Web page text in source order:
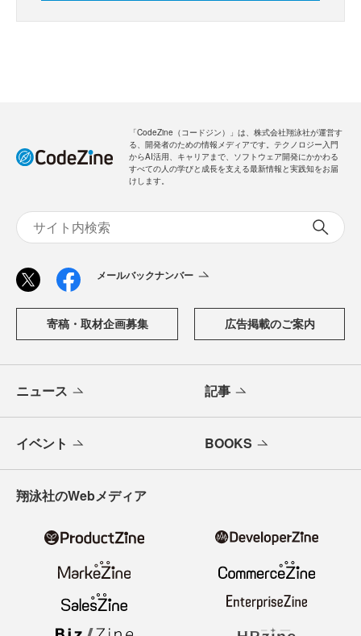
「CodeZine（コードジン）」は、株式会社翔泳社が運営す
る、開発者のための情報メディアです。テクノロジー入門
からAI活用、キャリアまで、ソフトウェア開発にかかわる
すべての人の学びと成長を支える最新情報と実践知をお届
けします。
メールバックナンバー
寄稿・取材企画募集 広告掲載のご案内
ニュース 記事
イベント BOOKS
翔泳社のWebメディア